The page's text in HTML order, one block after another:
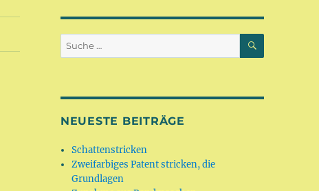
Suche
nach:
SUCHEN
NEUESTE BEITRÄGE
Schattenstricken
Zweifarbiges Patent stricken, die
Grundlagen